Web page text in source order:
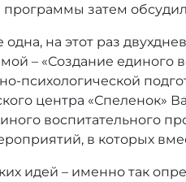
затем
на этот раз
– «Создание единого
центра «Спеленок»
воспитательного
в которых
идей – именно так